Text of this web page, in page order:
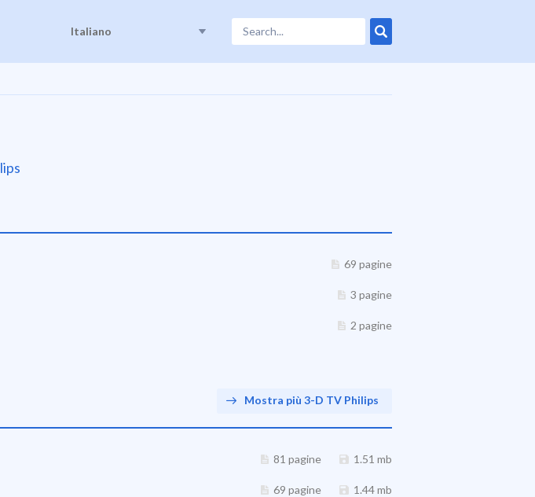
Italiano
69 pagine
3 pagine
2 pagine
Mostra più 3-D TV Philips
81 pagine 1.51 mb
69 pagine 1.44 mb